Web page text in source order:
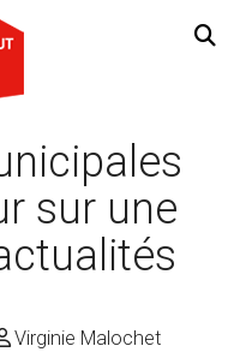
sur une
Virginie Malochet